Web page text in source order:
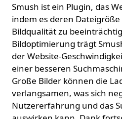
Smush ist ein Plugin, das
indem es deren
Bildqualität zu
Bildoptimierung trägt
der Website-
einer besseren
Große Bilder können die
verlangsamen, was sich
Nutzererfahrung und das